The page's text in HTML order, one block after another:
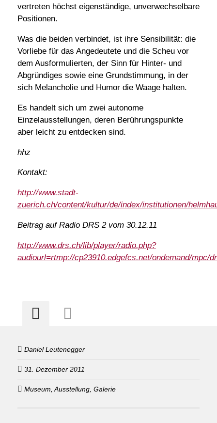
vertreten höchst eigenständige, unverwechselbare
Positionen.
Was die beiden verbindet, ist ihre Sensibilität: die
Vorliebe für das Angedeutete und die Scheu vor
dem Ausformulierten, der Sinn für Hinter- und
Abgründiges sowie eine Grundstimmung, in der
sich Melancholie und Humor die Waage halten.
Es handelt sich um zwei autonome
Einzelausstellungen, deren Berührungspunkte
aber leicht zu entdecken sind.
hhz
Kontakt:
http://www.stadt-
zuerich.ch/content/kultur/de/index/institutionen/
Beitrag auf Radio DRS 2 vom 30.12.11
http://www.drs.ch/lib/player/radio.php?
audiourl=rtmp://cp23910.edgefcs.net/ondemand/mpc/
Daniel Leutenegger
31. Dezember 2011
Museum, Ausstellung, Galerie